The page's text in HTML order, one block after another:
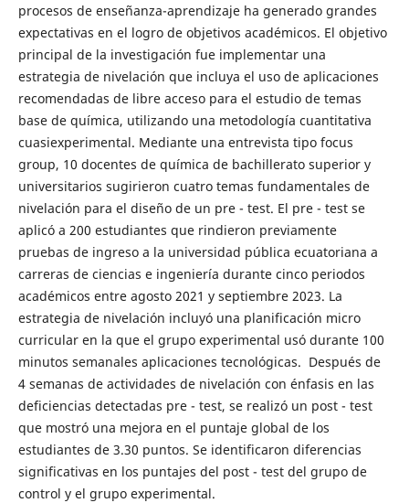
procesos de enseñanza-aprendizaje ha generado grandes
expectativas en el logro de objetivos académicos. El objetivo
principal de la investigación fue implementar una
estrategia de nivelación que incluya el uso de aplicaciones
recomendadas de libre acceso para el estudio de temas
base de química, utilizando una metodología cuantitativa
cuasiexperimental. Mediante una entrevista tipo focus
group, 10 docentes de química de bachillerato superior y
universitarios sugirieron cuatro temas fundamentales de
nivelación para el diseño de un pre - test. El pre - test se
aplicó a 200 estudiantes que rindieron previamente
pruebas de ingreso a la universidad pública ecuatoriana a
carreras de ciencias e ingeniería durante cinco periodos
académicos entre agosto 2021 y septiembre 2023. La
estrategia de nivelación incluyó una planificación micro
curricular en la que el grupo experimental usó durante 100
minutos semanales aplicaciones tecnológicas. Después de
4 semanas de actividades de nivelación con énfasis en las
deficiencias detectadas pre - test, se realizó un post - test
que mostró una mejora en el puntaje global de los
estudiantes de 3.30 puntos. Se identificaron diferencias
significativas en los puntajes del post - test del grupo de
control y el grupo experimental.